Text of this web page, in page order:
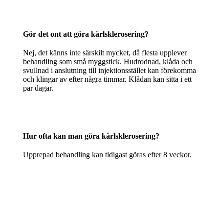
Gör det ont att göra kärlsklerosering?
Nej, det känns inte särskilt mycket, då flesta upplever
behandling som små myggstick. Hudrodnad, klåda och
svullnad i anslutning till injektionsstället kan förekomma
och klingar av efter några timmar. Klådan kan sitta i ett
par dagar.
Hur ofta kan man göra kärlsklerosering?
Upprepad behandling kan tidigast göras efter 8 veckor.